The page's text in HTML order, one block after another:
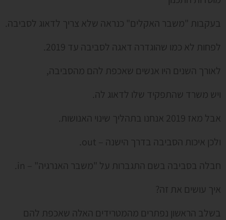
בעקבות "משבר האקלים" כנראה שלא צריך לדאוג לסביבה.
לפחות לא כמו שהוגדרה דאגה לסביבה עד 2019.
לאורך השנים היו אנשים שאכפת להם מהסביבה,
ויש משרד שהתפקיד שלו לדאוג לה.
אבל מאז 2019 אנחנו בתהליך שינוי האנושות.
ולכן איכות הסביבה בדרך הישנה – out.
חבלה בסביבה בשם התגברות על "משבר האנרגיה" – in.
איך עושים את זה?
בשלב הראשון נפתרים מהמטרידים האלה שאכפת להם